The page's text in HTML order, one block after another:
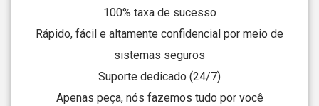
100% taxa de sucesso
Rápido, fácil e altamente confidencial por meio de
sistemas seguros
Suporte dedicado (24/7)
Apenas peça, nós fazemos tudo por você